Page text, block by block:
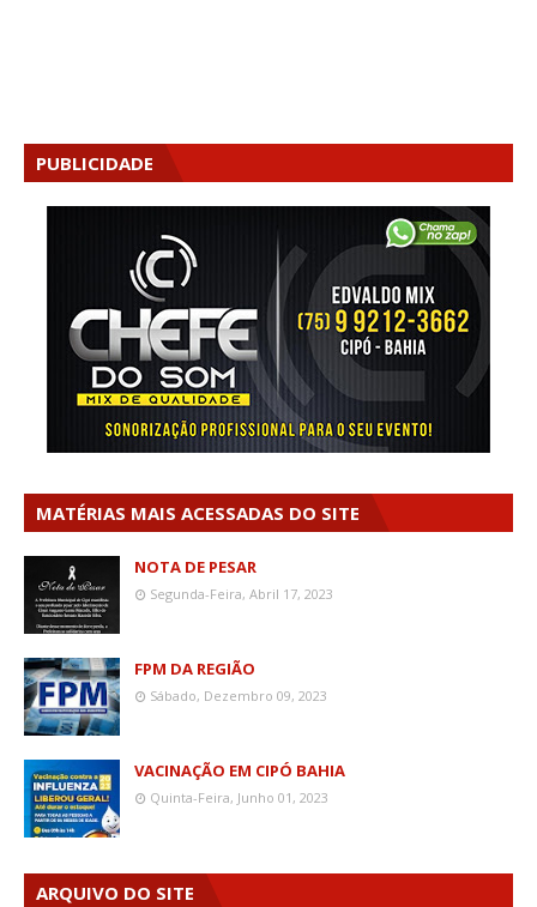
PUBLICIDADE
MATÉRIAS MAIS ACESSADAS DO SITE
NOTA DE PESAR
Segunda-Feira, Abril 17, 2023
FPM DA REGIÃO
Sábado, Dezembro 09, 2023
VACINAÇÃO EM CIPÓ BAHIA
Quinta-Feira, Junho 01, 2023
ARQUIVO DO SITE